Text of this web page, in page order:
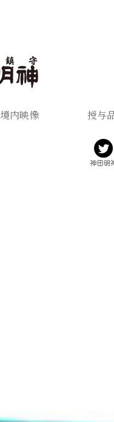
境内映像 授与